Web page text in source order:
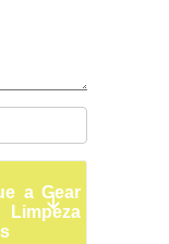
a Gear